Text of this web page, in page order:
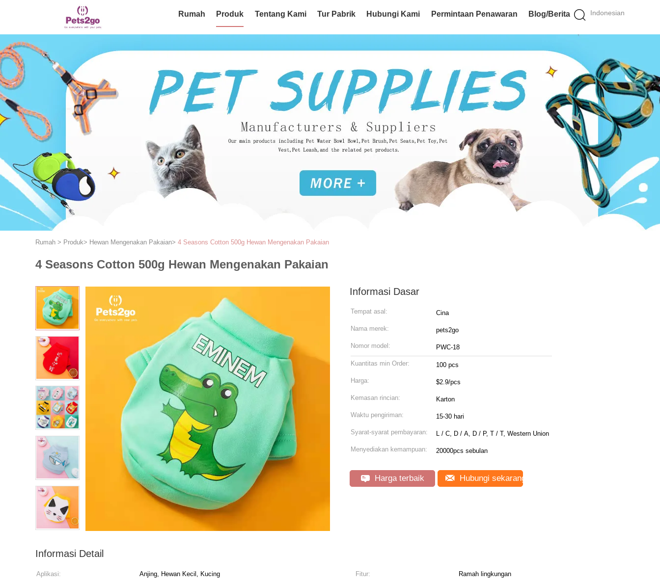
Indonesian
Rumah Produk Tentang Kami Tur Pabrik Hubungi Kami Permintaan Penawaran Blog/Berita
Rumah > Produk> Hewan Mengenakan Pakaian> 4 Seasons Cotton 500g Hewan Mengenakan Pakaian
4 Seasons Cotton 500g Hewan Mengenakan Pakaian
Informasi Dasar
Tempat asal: Cina
Nama merek: pets2go
Nomor model: PWC-18
Kuantitas min Order: 100 pcs
Harga: $2.9/pcs
Kemasan rincian: Karton
Waktu pengiriman: 15-30 hari
Syarat-syarat pembayaran: L / C, D / A, D / P, T / T, Western Union
Menyediakan kemampuan: 20000pcs sebulan
Harga terbaik Hubungi sekarang
Informasi Detail
Aplikasi: Anjing, Hewan Kecil, Kucing Fitur:
Ramah lingkungan